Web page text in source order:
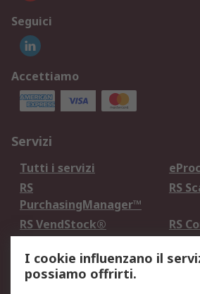
Seguici
Accettiamo
Servizi
Tutti i servizi
RS
PurchasingManager™
RS
RS VendStock®
RS
Legale
I cookie influenzano il
possiamo offrirti.